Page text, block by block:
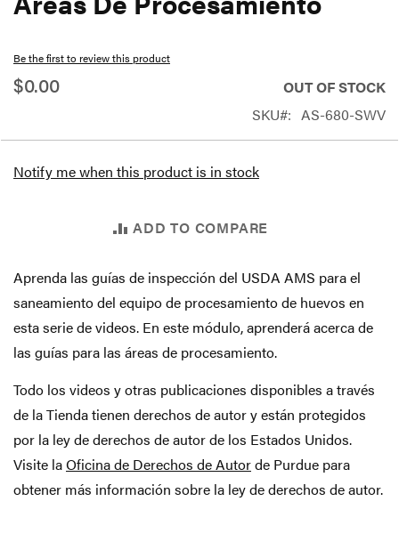
Be the first to review this product
$0.00
OUT OF STOCK
SKU
AS-680-SWV
Notify me when this product is in stock
ADD TO COMPARE
Aprenda las guías de inspección del USDA AMS para el
saneamiento del equipo de procesamiento de huevos en
esta serie de videos. En este módulo, aprenderá acerca de
las guías para las áreas de procesamiento.
Todo los videos y otras publicaciones disponibles a través
de la Tienda tienen derechos de autor y están protegidos
por la ley de derechos de autor de los Estados Unidos.
Visite laOficina de Derechos de Autorde Purdue para
obtener más información sobre la ley de derechos de autor.
beginning
the
images